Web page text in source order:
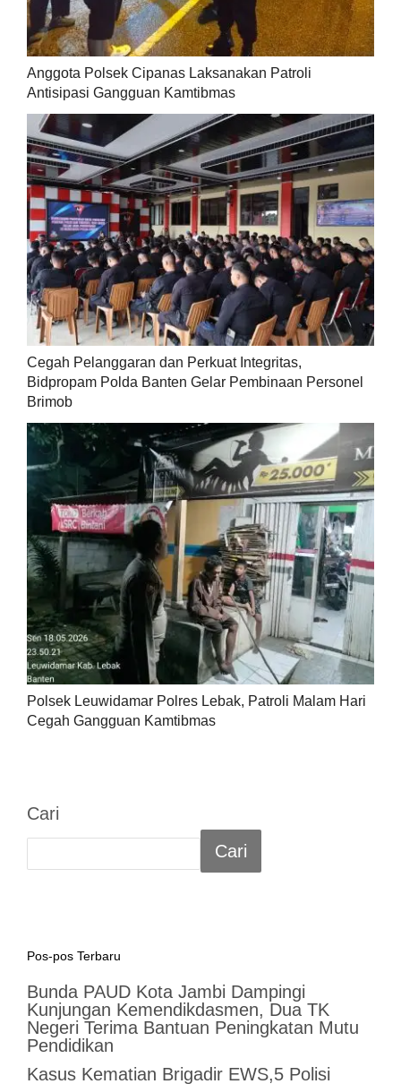
Anggota Polsek Cipanas Laksanakan Patroli
Antisipasi Gangguan Kamtibmas
Cegah Pelanggaran dan Perkuat Integritas,
Bidpropam Polda Banten Gelar Pembinaan Personel
Brimob
Polsek Leuwidamar Polres Lebak, Patroli Malam Hari
Cegah Gangguan Kamtibmas
Cari
Cari
Pos-pos Terbaru
Bunda PAUD Kota Jambi Dampingi
Kunjungan Kemendikdasmen, Dua TK
Negeri Terima Bantuan Peningkatan Mutu
Pendidikan
Kasus Kematian Brigadir EWS,5 Polisi